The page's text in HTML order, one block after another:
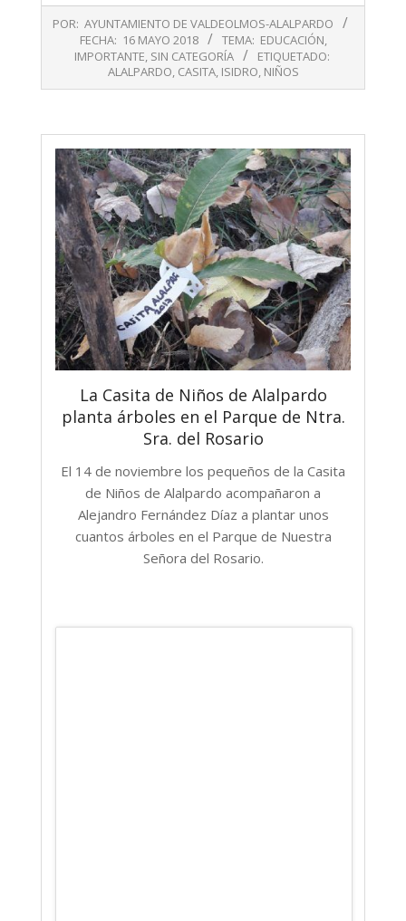
05-
POR: AYUNTAMIENTO DE VALDEOLMOS-ALALPARDO
FECHA: 16 MAYO 2018 TEMA: EDUCACIÓN
IMPORTANTE SIN CATEGORÍA
ETIQUETADO:
ALALPARDO CASITA, ISIDRO NIÑOS
La Casita de Niños de Alalpardo
planta árboles en el Parque de Ntra.
Sra. del Rosario
El 14 de noviembre los pequeños de la Casita
de Niños de Alalpardo acompañaron a
Alejandro Fernández Díaz a plantar unos
cuantos árboles en el Parque de Nuestra
Señora del Rosario.